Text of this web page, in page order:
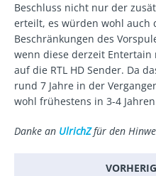
Beschluss nicht nur der
erteilt, es würden wohl
Beschränkungen des
wenn diese derzeit
auf die RTL HD Sender. Da
rund 7 Jahre in der
wohl frühestens in 3-4
Danke an UlrichZfür den